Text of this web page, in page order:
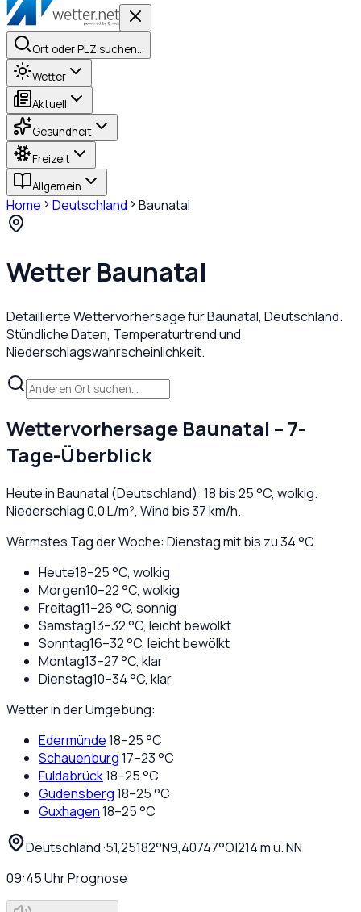
Ort oder PLZ suchen…
Wetter
Aktuell
Gesundheit
Freizeit
Allgemein
Home Deutschland Baunatal
WetterBaunatal
Detaillierte Wettervorhersage fürBaunatal, Deutschland.
Stündliche Daten, Temperaturtrend und
Niederschlagswahrscheinlichkeit.
Wettervorhersage Baunatal – 7-
Tage-Überblick
Heute inBaunatal (Deutschland): 18 bis25°C, wolkig.
Niederschlag0,0L/m², Wind bis37km/h.
Wärmstes Tag der Woche: Dienstag mit bis zu 34 °C.
Heute18–25°C, wolkig
Morgen10–22°C, wolkig
Freitag11–26°C, sonnig
Samstag13–32°C, leicht bewölkt
Sonntag16–32°C, leicht bewölkt
Montag13–27°C, klar
Dienstag10–34°C, klar
Wetter in der Umgebung:
Edermünde18–25°C
Schauenburg17–23°C
Fuldabrück18–25°C
Gudensberg18–25°C
Guxhagen18–25°C
Deutschland··51,25182°N9,40747°O|214m ü. NN
09:45UhrPrognose